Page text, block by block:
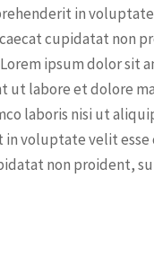
in
cupidatat non
ipsum dolor sit
labore et dolore
laboris nisi ut
voluptate velit
non proident,